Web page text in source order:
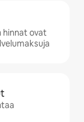
hinnat ovat